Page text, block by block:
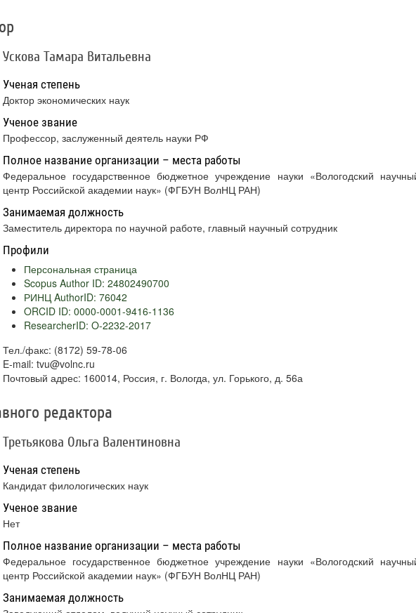
Ускова Тамара Витальевна
Ученая степень
Доктор экономических наук
Ученое звание
Профессор, заслуженный деятель науки РФ
Полное название организации – места работы
Федеральное государственное бюджетное учреждение науки «Вологодский научный
центр Российской академии наук» (ФГБУН ВолНЦ РАН)
Занимаемая должность
Заместитель директора по научной работе, главный научный сотрудник
Профили
Персональная страница
Scopus Author ID: 24802490700
РИНЦ AuthorID: 76042
ORCID ID: 0000-0001-9416-1136
ResearcherID: O-2232-2017
Тел./факс: (8172) 59-78-06
E-mail: tvu@volnc.ru
Почтовый адрес: 160014, Россия, г. Вологда, ул. Горького, д. 56а
редактора
Третьякова Ольга Валентиновна
Ученая степень
Кандидат филологических наук
Ученое звание
Нет
Полное название организации – места работы
Федеральное государственное бюджетное учреждение науки «Вологодский научный
центр Российской академии наук» (ФГБУН ВолНЦ РАН)
Занимаемая должность